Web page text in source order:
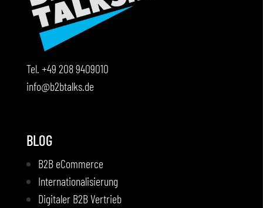
Tel. +49 208 9409010
info@b2btalks.de
BLOG
B2B eCommerce
Internationalisierung
Digitaler B2B Vertrieb